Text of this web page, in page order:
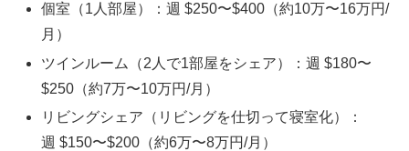
個室（1人部屋）：週 $250〜$400（約10万〜16万円/
月）
ツインルーム（2人で1部屋をシェア）：週 $180〜
$250（約7万〜10万円/月）
リビングシェア（リビングを仕切って寝室化）：
週 $150〜$200（約6万〜8万円/月）